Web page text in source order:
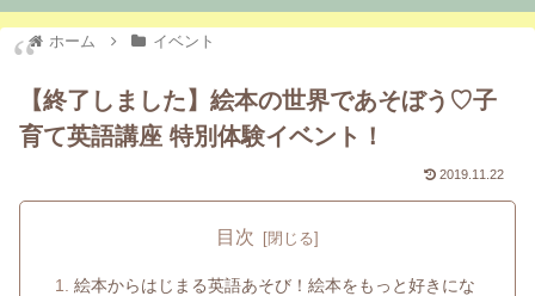
ホーム イベント
【終了しました】絵本の世界であそぼう♡子
育て英語講座 特別体験イベント！
2019.11.22
目次
絵本からはじまる英語あそび！絵本をもっと好きにな